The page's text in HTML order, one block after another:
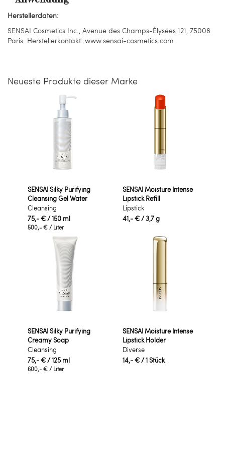
Herstellerdaten:
SENSAI Cosmetics Inc., Avenue des Champs-Élysées 121, 75008
Paris. Herstellerkontakt: www.sensai-cosmetics.com
Neueste Produkte dieser Marke
SENSAI Silky Purifying
Cleansing Gel Water
Cleansing
75,- €/ 150 ml
500,- € / Liter
SENSAI Moisture Intense
Lipstick Refill
Lipstick
41,- €/ 3,7 g
SENSAI Silky Purifying
Creamy Soap
Cleansing
75,- €/ 125 ml
600,- € / Liter
SENSAI Moisture Intense
Lipstick Holder
Diverse
14,- €/ 1 Stück